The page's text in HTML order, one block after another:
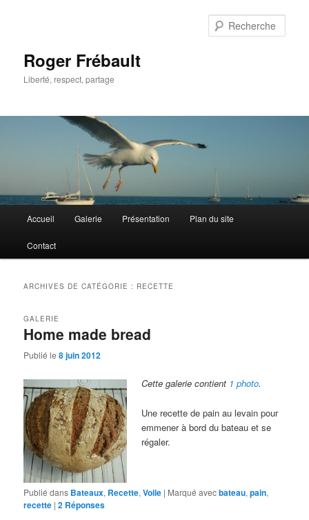
Roger Frébault
Liberté, respect, partage
principal
Accueil Galerie Présentation Plan du site
Contact
ARCHIVES DE CATÉGORIE : RECETTE
Home made bread
GALERIE
Publié le8 juin 2012
Cette galerie contient 1 photo.
Une recette de pain au levain pour
emmener à bord du bateau et se
régaler.
Publié dans Bateaux, Recette,Voile | Marqué avecbateau,pain,
recette |2 Réponses